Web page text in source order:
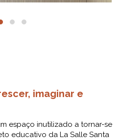
imaginar e
espaço inutilizado a tornar-se
educativo da La Salle Santa